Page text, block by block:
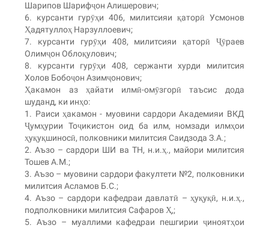
Шарипов Шарифҷон Алишерович;
6. курсанти гурӯҳи 406, милитсияи қаторӣ Усмонов
Ҳадятуллоҳ Нарзуллоевич;
7. курсанти гурӯҳи 408, милитсияи қаторӣ Ҷӯраев
Олимҷон Облоқулович;
8. курсанти гурӯҳи 408, сержанти хурди милитсия
Холов Бобоҷон Азимҷонович;
Ҳакамон аз ҳайати илмӣ-омӯзгорӣ таъсис дода
шуданд, ки инҳо:
1. Раиси ҳакамон - муовини сардори Академияи ВКД
Ҷумҳурии Тоҷикистон оид ба илм, номзади илмҳои
ҳуқуқшиносӣ, полковники милитсия Саидзода З.А.;
2. Аъзо – сардори ШИ ва ТН, н.и.ҳ., майори милитсия
Тошев А.М.;
3. Аъзо – муовини сардори факултети №2, полковники
милитсия Асламов Б.С.;
4. Аъзо – сардори кафедраи давлатӣ – ҳуқуқӣ, н.и.ҳ.,
подполковники милитсия Сафаров Ҳ,;
5. Аъзо – муаллими кафедраи пешгирии ҷиноятҳои